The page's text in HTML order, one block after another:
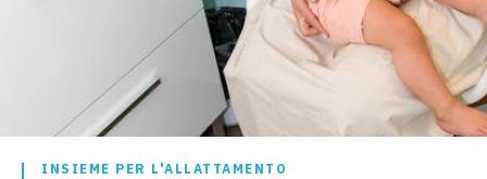
INSIEME PER L'ALLATTAMENTO